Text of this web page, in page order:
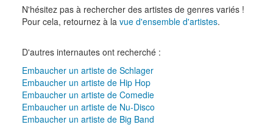
N'hésitez pas à rechercher des artistes de genres variés !
Pour cela, retournez à la vue d'ensemble d'artistes.
D'autres internautes ont recherché :
Embaucher un artiste de Schlager
Embaucher un artiste de Hip Hop
Embaucher un artiste de Comedie
Embaucher un artiste de Nu-Disco
Embaucher un artiste de Big Band